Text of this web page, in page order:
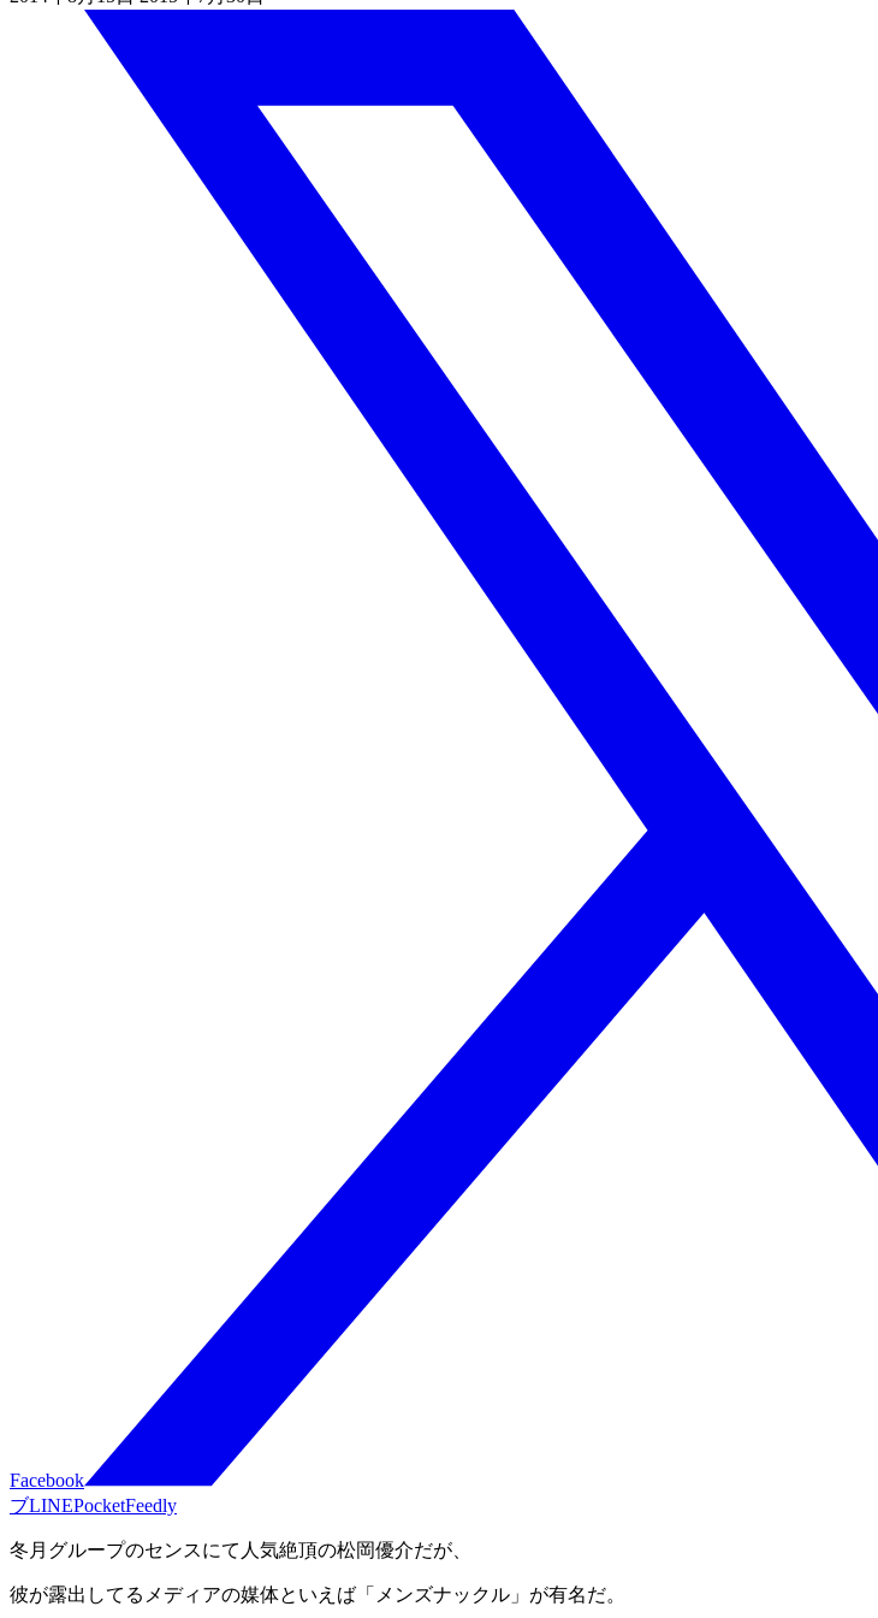
Facebook
ブLINEPocketFeedly
冬月グループのセンスにて人気絶頂の松岡優介だが、
彼が露出してるメディアの媒体といえば「メンズナックル」が有名だ。